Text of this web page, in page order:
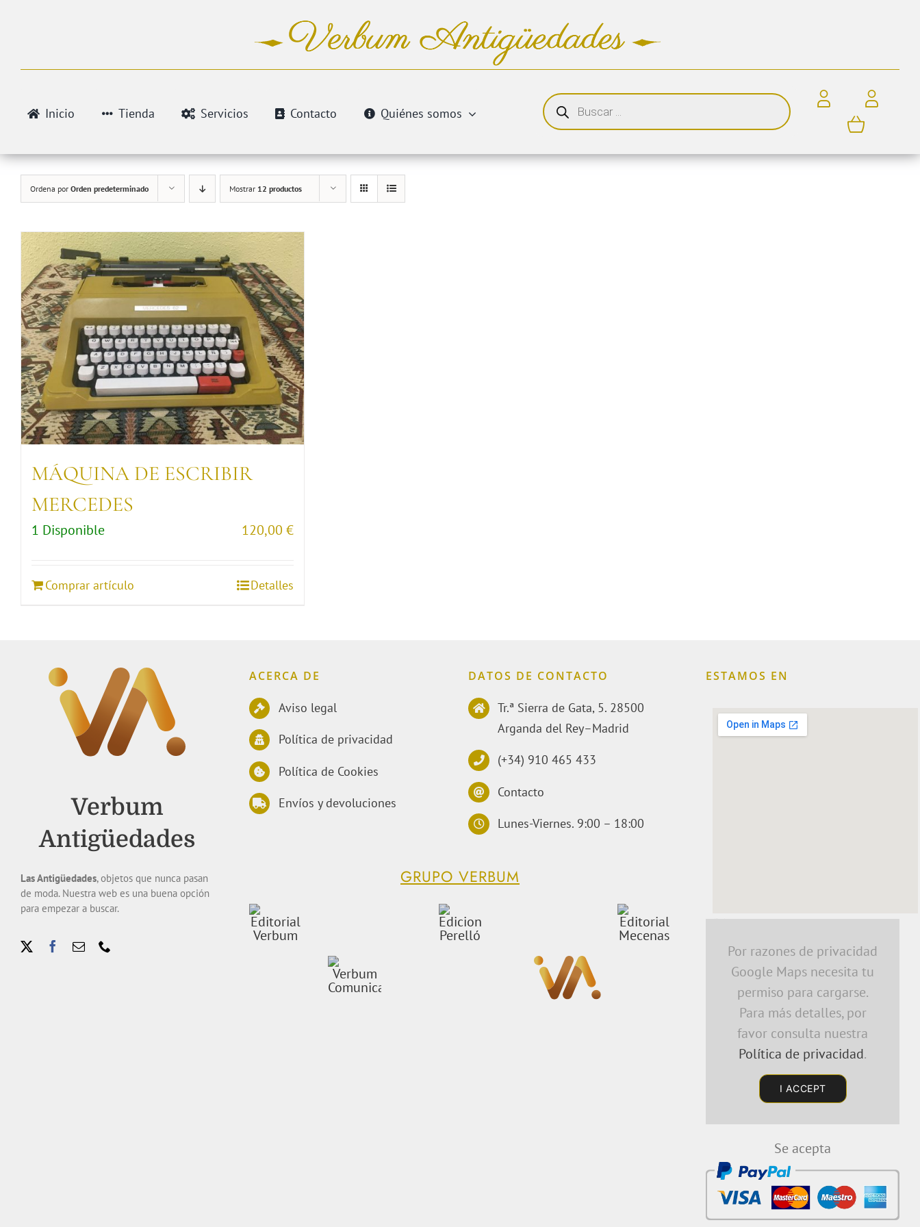
Inicio Tienda Servicios Contacto Quiénes somos
Búsqueda
de
productos
Ordena por Orden predeterminado Mostrar 12 productos
MÁQUINA DE ESCRIBIR
MERCEDES
1 Disponible 120,00 €
Comprar artículo Detalles
Verbum
Antigüedades
Las Antigüedades, objetos que nunca pasan
de moda. Nuestra web es una buena opción
para empezar a buscar.
ACERCA DE
Aviso legal
Política de privacidad
Política de Cookies
Envíos y devoluciones
DATOS DE CONTACTO
Tr.ª Sierra de Gata, 5. 28500
Arganda del Rey–Madrid
(+34) 910 465 433
Contacto
Lunes-Viernes. 9:00 – 18:00
GRUPO VERBUM
ESTAMOS EN
embedding a google map
Por razones de privacidad
Google Maps necesita tu
permiso para cargarse.
Para más detalles, por
favor consulta nuestra
Política de privacidad.
I ACCEPT
Se acepta